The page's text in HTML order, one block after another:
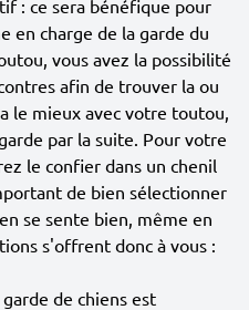
: ce sera bénéfique pour
en charge de la garde du
vous avez la possibilité
afin de trouver la ou
le mieux avec votre toutou,
par la suite. Pour votre
le confier dans un chenil
de bien sélectionner
se sente bien, même en
s'offrent donc à vous :
de chiens est